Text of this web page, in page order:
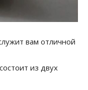
вам отличной
из двух